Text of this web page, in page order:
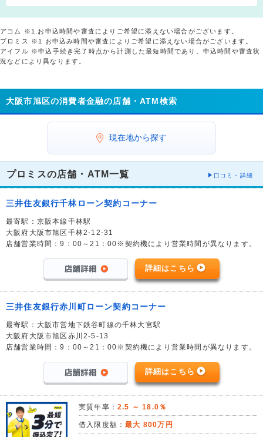
アコム ※1.お申込時間や審査によりご希望に添えない場合がございます。
プロミス ※1 お申込み時間や審査によりご希望に添えない場合がございます。
アイフル ※申込手続き完了時点から計測した最短時間であり、申込時間や審査状
況などにより異なります。
大阪市旭区の消費者金融の店舗・ATM検索
現在地から探す
プロミスの店舗・ATM一覧 口コミ・詳細
三井住友銀行千林ローン契約コーナー
最寄駅：京阪本線千林駅
大阪府大阪市旭区千林2-12-31
店舗営業時間：9：00～21：00※契約機により営業時間が異なります。
詳細はこちら
三井住友銀行赤川町ローン契約コーナー
最寄駅：大阪市営地下鉄谷町線の千林大宮駅
大阪府大阪市旭区赤川2-5-13
店舗営業時間：9：00～21：00※契約機により営業時間が異なります。
詳細はこちら
実質年率： 2.5 ～ 18.0％
借入限度額：最大 800万円